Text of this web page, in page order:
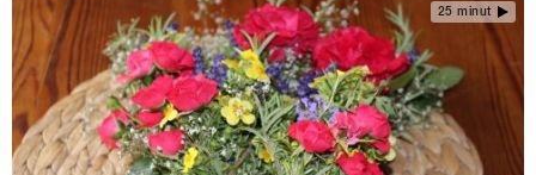
25 minut